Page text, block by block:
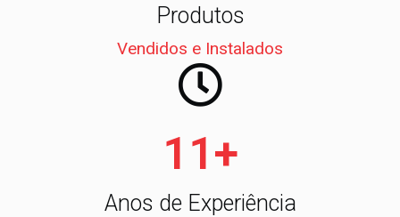
Produtos
Vendidos e Instalados
Anos de Experiência
11+